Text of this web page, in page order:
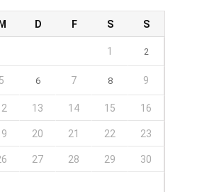
M D F S S
1 2
5 6 7 8 9
13 14 15 16
20 21 22 23
27 28 29 30